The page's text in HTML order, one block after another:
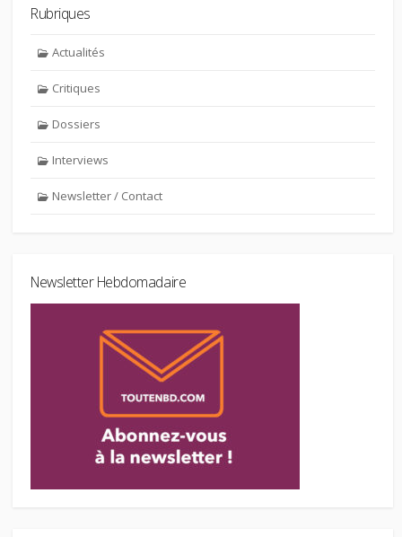
Rubriques
Actualités
Critiques
Dossiers
Interviews
Newsletter / Contact
Newsletter Hebdomadaire